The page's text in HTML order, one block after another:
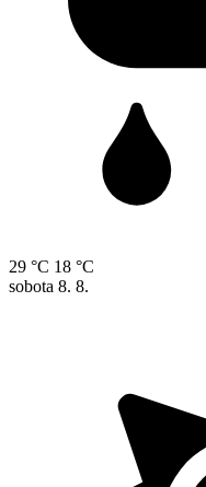
29 °C 18 °C
sobota 8. 8.